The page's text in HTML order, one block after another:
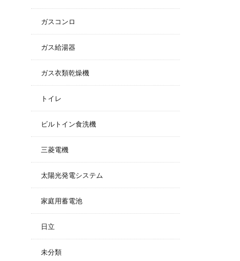
ガスコンロ
ガス給湯器
ガス衣類乾燥機
トイレ
ビルトイン食洗機
三菱電機
太陽光発電システム
家庭用蓄電池
日立
未分類